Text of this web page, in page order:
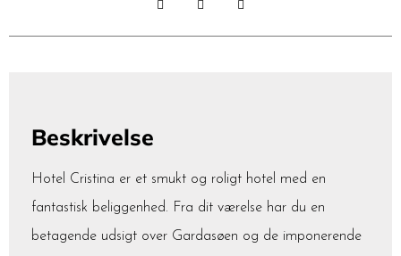
Beskrivelse
Hotel Cristina er et smukt og roligt hotel med en
fantastisk beliggenhed. Fra dit værelse har du en
betagende udsigt over Gardasøen og de imponerende